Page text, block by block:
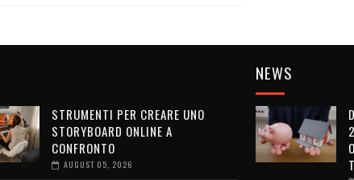
STRUMENTI PER CREARE UNO
STORYBOARD ONLINE A
CONFRONTO
AUGUST 05, 2026
NEWS